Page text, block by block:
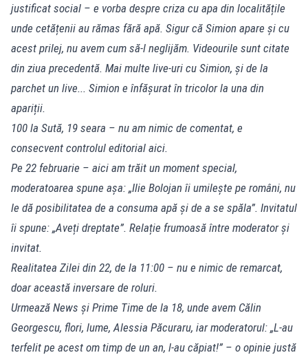
justificat social – e vorba despre criza cu apa din localitățile
unde cetățenii au rămas fără apă. Sigur că Simion apare și cu
acest prilej, nu avem cum să-l neglijăm. Videourile sunt citate
din ziua precedentă. Mai multe live-uri cu Simion, și de la
parchet un live... Simion e înfășurat în tricolor la una din
apariții.
100 la Sută, 19 seara – nu am nimic de comentat, e
consecvent controlul editorial aici.
Pe 22 februarie – aici am trăit un moment special,
moderatoarea spune așa: „Ilie Bolojan îi umilește pe români, nu
le dă posibilitatea de a consuma apă și de a se spăla”. Invitatul
îi spune: „Aveți dreptate”. Relație frumoasă între moderator și
invitat.
Realitatea Zilei din 22, de la 11:00 – nu e nimic de remarcat,
doar această inversare de roluri.
Urmează News și Prime Time de la 18, unde avem Călin
Georgescu, flori, lume, Alessia Păcuraru, iar moderatorul: „L-au
terfelit pe acest om timp de un an, l-au căpiat!” – o opinie justă